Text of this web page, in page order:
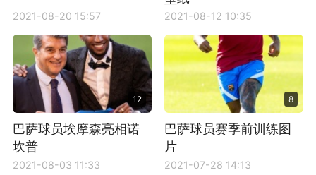
2021-08-20 15:57 2021-08-12 10:35
12
巴萨球员埃摩森亮相诺
坎普
2021-08-03 11:33
8
巴萨球员赛季前训练图
片
2021-07-28 14:13